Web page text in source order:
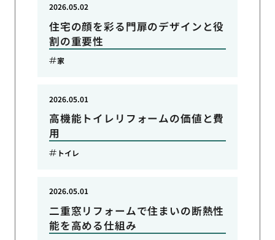
住宅の顔を彩る門扉のデザインと役
割の重要性
2026.05.02
家
高機能トイレリフォームの価値と費
用
2026.05.01
トイレ
二重窓リフォームで住まいの断熱性
能を高める仕組み
2026.05.01